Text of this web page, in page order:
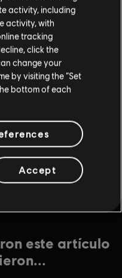
Ones
$9.99
DLC
$6.99
este artículo
activity, including
activity, with
tracking
click the
change your
by visiting the “Set
bottom of each
Accept